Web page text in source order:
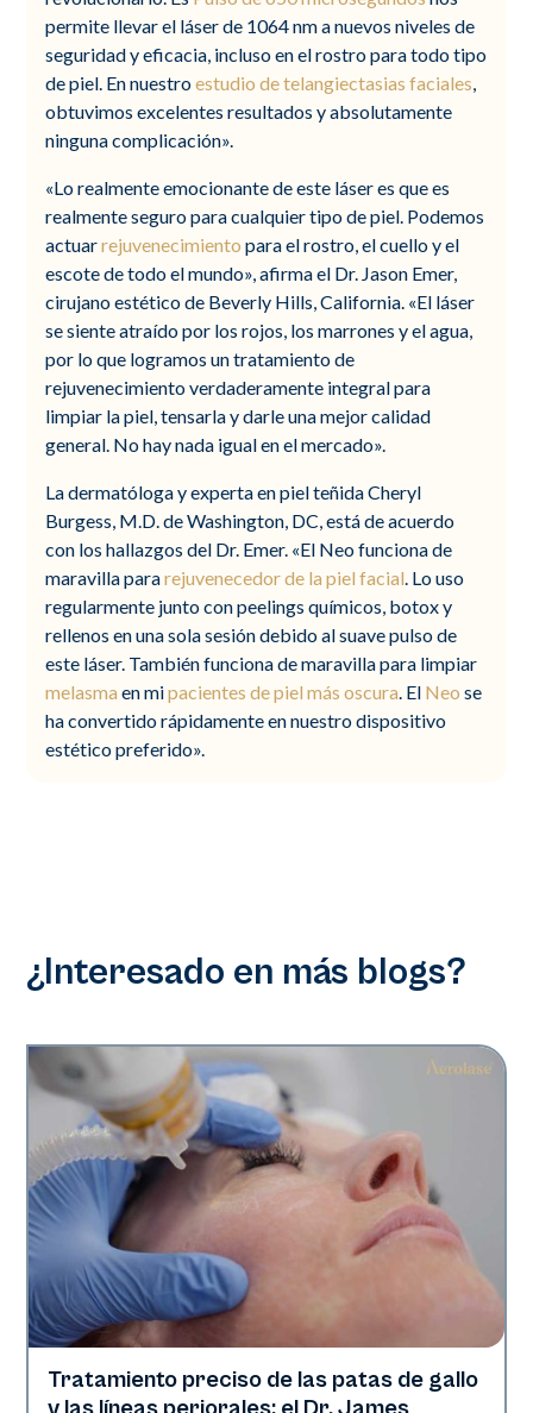
permite llevar el láser de 1064 nm a nuevos niveles de
seguridad y eficacia, incluso en el rostro para todo tipo
de piel. En nuestroestudio de telangiectasias faciales,
obtuvimos excelentes resultados y absolutamente
ninguna complicación».
«Lo realmente emocionante de este láser es que es
realmente seguro para cualquier tipo de piel. Podemos
actuarrejuvenecimiento para el rostro, el cuello y el
escote de todo el mundo», afirma el Dr. Jason Emer,
cirujano estético de Beverly Hills, California. «El láser
se siente atraído por los rojos, los marrones y el agua,
por lo que logramos un tratamiento de
rejuvenecimiento verdaderamente integral para
limpiar la piel, tensarla y darle una mejor calidad
general. No hay nada igual en el mercado».
La dermatóloga y experta en piel teñida Cheryl
Burgess, M.D. de Washington, DC, está de acuerdo
con los hallazgos del Dr. Emer. «El Neo funciona de
maravilla pararejuvenecedor de la piel facial. Lo uso
regularmente junto con peelings químicos, botox y
rellenos en una sola sesión debido al suave pulso de
este láser. También funciona de maravilla para limpiar
melasma en mipacientes de piel más oscura. El Neo se
ha convertido rápidamente en nuestro dispositivo
estético preferido».
¿Interesado en más blogs?
Tecnología Aerolase
Tratamiento preciso de las patas de gallo